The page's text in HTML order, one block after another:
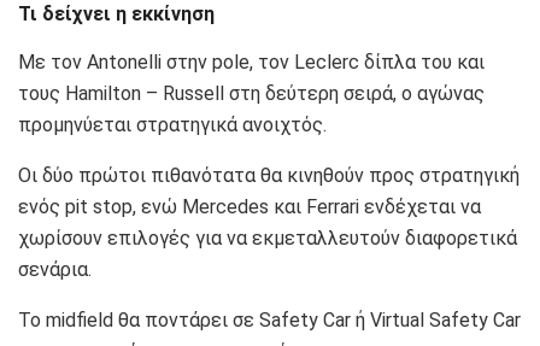
Τι δείχνει η εκκίνηση
Με τον Antonelli στην pole, τον Leclerc δίπλα του και
τους Hamilton – Russell στη δεύτερη σειρά, ο αγώνας
προμηνύεται στρατηγικά ανοιχτός.
Οι δύο πρώτοι πιθανότατα θα κινηθούν προς στρατηγική
ενός pit stop, ενώ Mercedes και Ferrari ενδέχεται να
χωρίσουν επιλογές για να εκμεταλλευτούν διαφορετικά
σενάρια.
Το midfield θα ποντάρει σε Safety Car ή Virtual Safety Car